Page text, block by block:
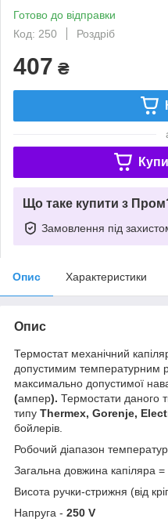
Готово до відправки
Код: 250
Роздріб
407 ₴
Що таке купити з
Замовлення під
Опис Характеристики
Опис
Термостат механічний
допустимим температурним
максимально допустимої
(ампер). Термостати даного
типу Thermex, Gorenje,
бойлерів.
Робочий діапазон
Загальна довжина капіляра =
Висота ручки-стрижня (від
Напруга - 250 V